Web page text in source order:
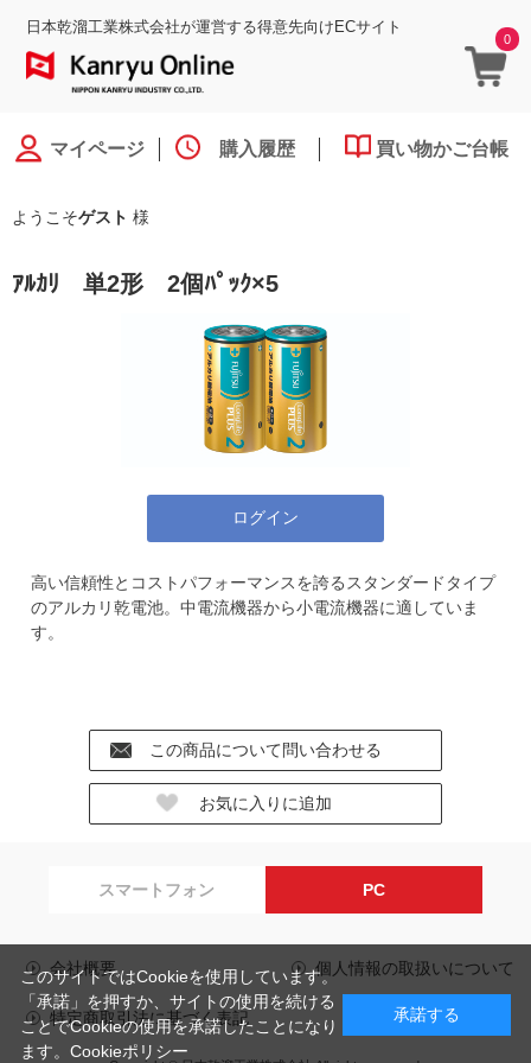
日本乾溜工業株式会社が運営する得意先向けECサイト
0
マイページ 購入履歴 買い物かご台帳
ようこそゲスト 様
ｱﾙｶﾘ 単2形 2個ﾊﾟｯｸ×5
高い信頼性とコストパフォーマンスを誇るスタンダードタイプ
のアルカリ乾電池。中電流機器から小電流機器に適していま
す。
スマートフォン PC
会社概要 個人情報の取扱いについて
特定商取引法に基づく表記
このサイトではCookieを使用しています。
「承諾」を押すか、サイトの使用を続ける
ことでCookieの使用を承諾したことになり
ます。 Cookieポリシー
承諾する